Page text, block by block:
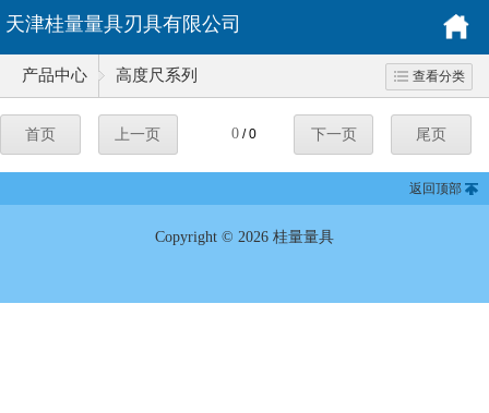
天津桂量量具刃具有限公司
产品中心 高度尺系列 查看分类
首页 上一页 0 / 0 下一页 尾页
返回顶部
Copyright © 2026 桂量量具